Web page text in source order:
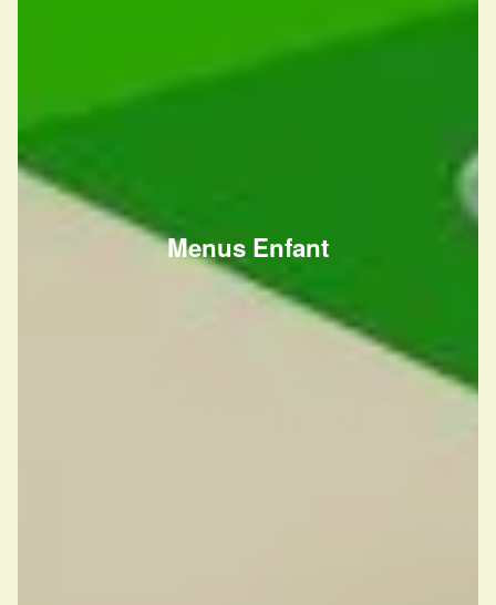
Menus Enfant